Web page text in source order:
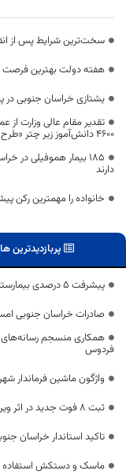
سخت‌ترین شرایط پس از
هفته دولت بهترین فرصت
یشتازی خراسان جنوبی در
تقدیر مقام عالی وزارت
۴۶۰۰ دانش‌آموز زیر چتر «طرح حامی»
۱۸۵ بیمار هموفیلی
دارند
خانواده را مهمترین رکن
پربازدیدترین ها
پیشرفت ۵ درصدی بیمارستان شمال شهر بیرجند
صادرات خراسان جنوبی امسال به بیش از
همکاری منسجم
فردوس
واژگون ماشین فرماندار
ثبت 8 فوت جدید در اثر ویروس کرونا در خراسان جنوبی
تاکید استاندار خراسان
ماسک و دستکش استفاده